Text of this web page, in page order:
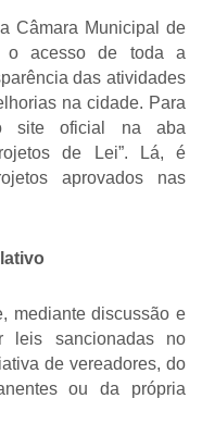
Câmara Municipal de
o acesso de toda a
das atividades
na cidade. Para
site oficial na aba
de Lei”. Lá, é
aprovados nas
mediante discussão e
leis sancionadas no
de vereadores, do
ou da própria